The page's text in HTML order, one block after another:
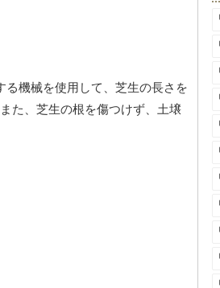
機械を使用して、芝生の長さを
た、芝生の根を傷つけず、土壌